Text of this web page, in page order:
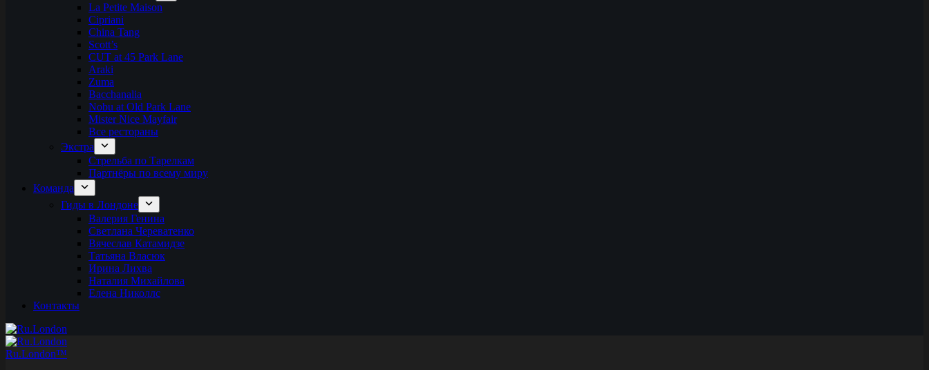
La Petite Maison
Cipriani
China Tang
Scott’s
CUT at 45 Park Lane
Araki
Zuma
Bacchanalia
Nobu at Old Park Lane
Mister Nice Mayfair
Все рестораны
Экстра
Стрельба по Тарелкам
Партнёры по всему миру
Команда
Гиды в Лондоне
Валерия Генина
Светлана Череватенко
Вячеслав Катамидзе
Татьяна Власюк
Ирина Лихва
Наталия Михайлова
Елена Николлс
Контакты
Ru.London™